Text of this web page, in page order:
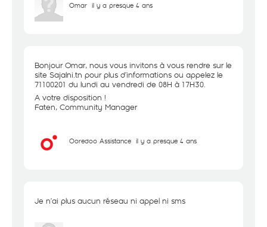
Omar il y a presque 4 ans
Bonjour Omar, nous vous invitons à vous rendre sur le
site Sajalni.tn pour plus d’informations ou appelez le
71100201 du lundi au vendredi de 08H à 17H30.
A votre disposition !
Faten, Community Manager
Ooredoo Assistance il y a presque 4 ans
Je n’ai plus aucun réseau ni appel ni sms